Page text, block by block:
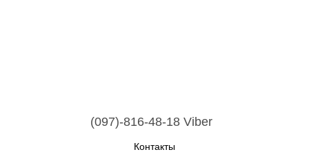
(097)-816-48-18 Viber
Контакты